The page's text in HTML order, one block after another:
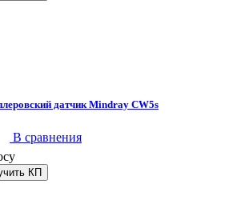
датчик Mindray CW5s
В сравнения